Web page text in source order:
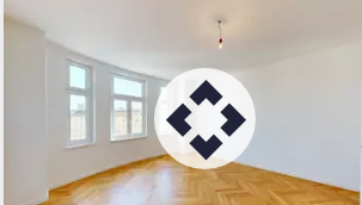
Millennium Tower
1200 Wien, Brigittenau
TELEFON
+43 1 236 97 97